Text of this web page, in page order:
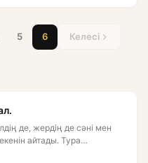
5 6 Келесі
де, жердің де сәні мен
айтады. Тура